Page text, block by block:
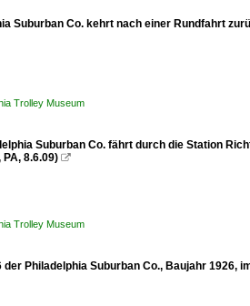
Suburban Co. kehrt nach einer Rundfahrt
Trolley Museum
Suburban Co. fährt durch die Station
8.6.09) 
Trolley Museum
Philadelphia Suburban Co., Baujahr 1926,